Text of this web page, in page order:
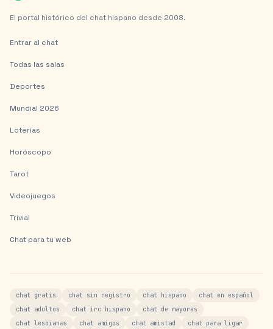
El portal histórico del chat hispano desde 2008.
Entrar al chat
Todas las salas
Deportes
Mundial 2026
Loterías
Horóscopo
Tarot
Videojuegos
Trivial
Chat para tu web
chat gratis chat sin registro chat hispano
chat en español
chat adultos
chat irc hispano
chat de mayores
chat lesbianas
chat amigos chat amistad chat para ligar